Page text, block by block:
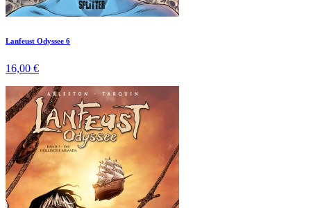
Lanfeust Odyssee 6
16,00 €